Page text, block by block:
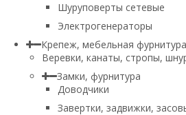
Шуруповерты сетевые
Электрогенераторы
Крепеж, мебельная
Веревки, канаты, стропы,
Замки, фурнитура
Доводчики
Завертки, задвижки,